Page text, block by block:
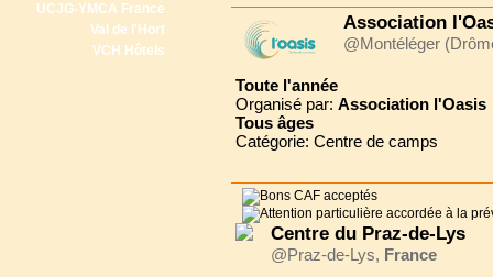
UCJG-YMCA France
Val de l'Hort
VCH Hôtels
Association
@Montéléger
Toute l'année
Organisé par: Association l'Oasis
Tous âges
Catégorie: Centre de camps
Centre du Praz-de-Lys
@Praz-de-Lys, France